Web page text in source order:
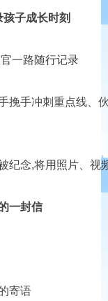
子成长时刻
一路随行记录
挽手冲刺重点线、
纪念,将用照片、视
一封信
寄语